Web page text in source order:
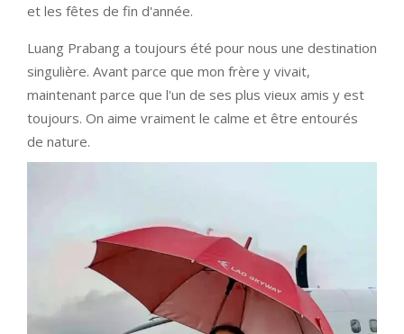
et les fêtes de fin d'année.
Luang Prabang a toujours été pour nous une destination
singulière. Avant parce que mon frère y vivait,
maintenant parce que l'un de ses plus vieux amis y est
toujours. On aime vraiment le calme et être entourés
de nature.